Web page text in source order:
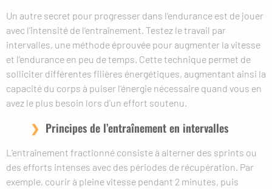
Un autre secret pour progresser dans l’endurance est de jouer
avec l’intensité de l’entraînement. Testez le travail par
intervalles, une méthode éprouvée pour augmenter la vitesse
et l’endurance en peu de temps. Cette technique permet de
solliciter différentes filières énergétiques, augmentant ainsi la
capacité du corps à puiser l’énergie nécessaire quand vous en
avez le plus besoin lors d’un effort soutenu.
Principes de l’entraînement en intervalles
L’entraînement fractionné consiste à alterner des sprints ou
des efforts intenses avec des périodes de récupération. Par
exemple, courir à pleine vitesse pendant 2 minutes, puis